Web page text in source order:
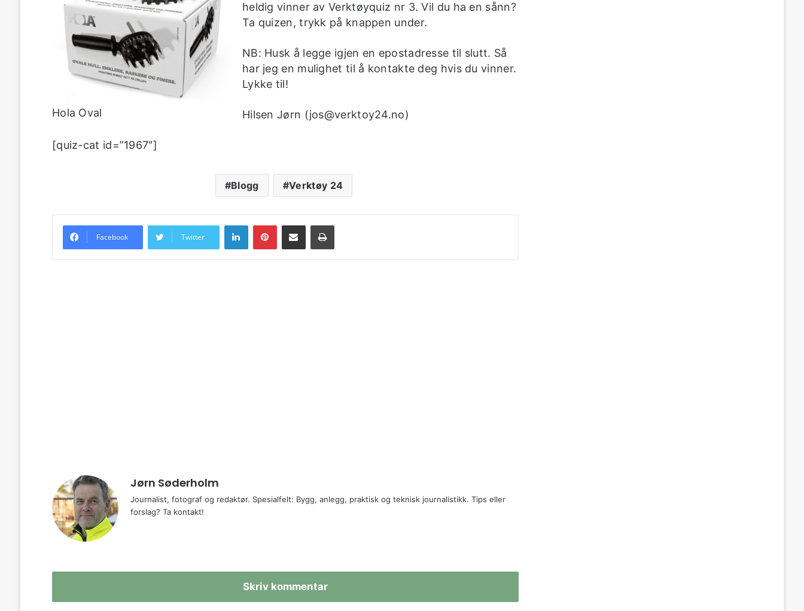
Hola Oval
heldig vinner av Verktøyquiz nr 3. Vil du ha en sånn?
Ta quizen, trykk på knappen under.
NB: Husk å legge igjen en epostadresse til slutt. Så
har jeg en mulighet til å kontakte deg hvis du vinner.
Lykke til!
Hilsen Jørn (jos@verktoy24.no)
[quiz-cat id=”1967″]
Blogg Verktøy 24
Facebook Twitter
LinkedInPinterestShare via Email Print
Jørn Søderholm
Journalist, fotograf og redaktør. Spesialfelt: Bygg, anlegg, praktisk og teknisk journalistikk. Tips eller
forslag? Ta kontakt!
Skriv kommentar